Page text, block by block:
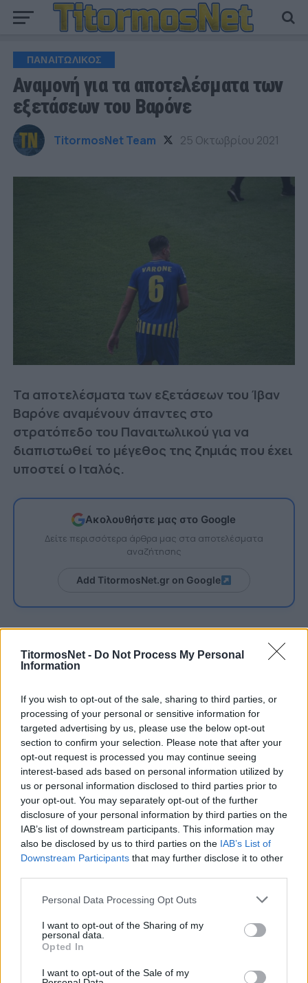
TitormosNet - Do Not Process My Personal
Information
If you wish to opt-out of the sale, sharing to third parties, or
processing of your personal or sensitive information for
targeted advertising by us, please use the below opt-out
section to confirm your selection. Please note that after your
opt-out request is processed you may continue seeing
interest-based ads based on personal information utilized by
us or personal information disclosed to third parties prior to
your opt-out. You may separately opt-out of the further
disclosure of your personal information by third parties on the
IAB’s list of downstream participants. This information may
also be disclosed by us to third parties on the IAB’s List of
Downstream Participants that may further disclose it to other
Personal Data Processing Opt Outs
I want to opt-out of the Sharing of my
personal data.
Opted In
I want to opt-out of the Sale of my
ΠΑΝΑΙΤΩΛΙΚΟΣ
Αναμονή για τα αποτελέσματα των
εξετάσεων του Βαρόνε
TitormosNet Team 25 Οκτωβρίου 2021
Τα αποτελέσματα των εξετάσεων του Ίβαν
Βαρόνε αναμένουν άπαντες στο
στρατόπεδο του Παναιτωλικού για να
διαπιστωθεί το μέγεθος της ζημιάς που έχει
υποστεί ο Ιταλός.
Ακολουθήστε μας στο Google
Δείτε περισσότερα άρθρα μας στα αποτελέσματα
αναζήτησης
Add TitormosNet.gr on Google
Ο μέσος του Παναιτωλικούαποχώρησε με
λυγμούς από το γήπεδο, στη χθεσινή
αναμέτρηση με τον Άρη στη Θεσσαλονίκη, μετά
από 20 και κάτι λεπτά παιχνιδιού. Ο Γιάννης
Αναστασίου ανέφερε στη συνέντευξη τύπου ότι
έχει χτυπήσει σοβαρά στο γόνατο. Υποβλήθηκε
σήμερα σε μαγνητική εξέταση.
Το αισιόδοξο σενάριο είναι έχει πειραχτεί ο
έσω πλάγιος, ωστόσο υπάρχουν σοβαροί φόβοι
για πιθανή «ζημιά» σε πιο ευαίσθητα σημεία
(μηνίσκο-χιαστό), γεγονός που θα σημάνει
μακρόχρονη απουσία, αν επιβεβαιωθεί, στο
χείριστο και απευκταίο ενδεχόμενο. Τα
Αναστασίου, έχει επιβεβαιωθεί ότι δεν
αναμένονται επιστροφές άλλων τραυματιών
άμεσα.